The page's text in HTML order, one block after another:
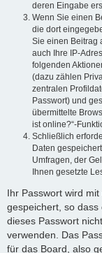
deren Eingabe
Wenn Sie einen
die dort
Sie einen Beitrag
auch Ihre IP-
folgenden
(dazu zählen
zentralen
Passwort) und
übermittelte
ist online?“-
Schließlich
Daten
Umfragen, der
Ihnen gesetzte
Ihr Passwort wird
gespeichert, so dass
dieses Passwort
verwenden. Das
für das Board, also